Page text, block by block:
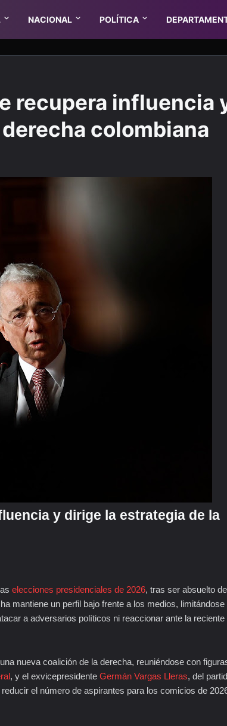
NACIONAL POLÍTICA
recupera influencia
colombiana
y dirige la estrategia de la
elecciones presidenciales de 2026, tras ser absuelto de
mantiene un perfil bajo frente a los medios, limitándose
a adversarios políticos ni reaccionar ante la reciente
nueva coalición de la derecha, reuniéndose con
, y el exvicepresidente Germán Vargas Lleras, del
el número de aspirantes para los comicios de